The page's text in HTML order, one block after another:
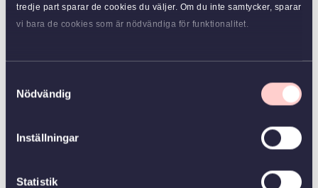
tredje part sparar de cookies du väljer. Om du inte samtycker, sparar
vi bara de cookies som är nödvändiga för funktionalitet.
Nödvändig
Inställningar
Statistik